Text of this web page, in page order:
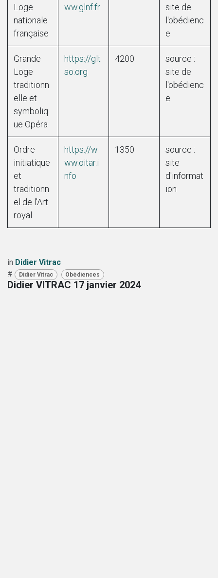
Loge
nationale
française
ww.glnf.fr
site de
l'obédienc
e
Grande
Loge
traditionn
elle et
symboliq
ue Opéra
https://glt
so.org
4200
source :
site de
l'obédienc
e
Ordre
initiatique
et
traditionn
el de l'Art
royal
https://w
ww.oitar.i
nfo
1350
source :
site
d'informat
ion
in Didier Vitrac
#
Didier Vitrac Obédiences
Didier VITRAC 17 janvier 2024